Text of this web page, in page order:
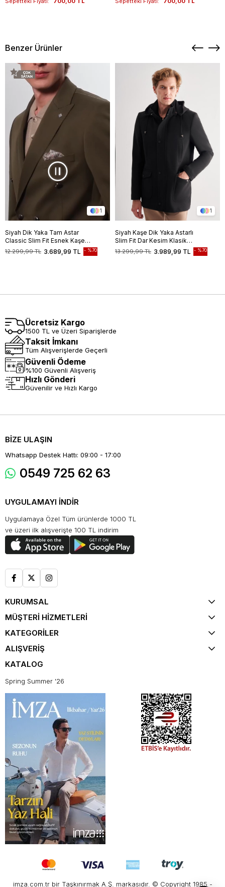
Benzer Ürünler
1
Siyah Dik Yaka Tam Astar
Classic Slim Fit Esnek Kaşe
Kaban 10082551503.689,99 TL
12.299,99 TL %70
1
Siyah Kaşe Dik Yaka Astarlı
Slim Fit Dar Kesim Klasik
Kaban
3.989,99 TL
13.299,99 TL %70
Ücretsiz Kargo
1500 TL ve Üzeri Siparişlerde
Taksit İmkanı
Tüm Alışverişlerde Geçerli
Güvenli Ödeme
%100 Güvenli Alışveriş
Hızlı Gönderi
Güvenilir ve Hızlı Kargo
BİZE ULAŞIN
Whatsapp Destek Hattı: 09:00 - 17:00
0549 725 62 63
UYGULAMAYI İNDİR
Uygulamaya Özel Tüm ürünlerde 1000 TL
ve üzeri ilk alışverişte 100 TL indirim
KURUMSAL
MÜŞTERİ HİZMETLERİ
KATEGORİLER
ALIŞVERİŞ
KATALOG
Spring Summer '26
imza.com.tr bir Taşkınırmak A.Ş. markasıdır. © Copyright 1985 -